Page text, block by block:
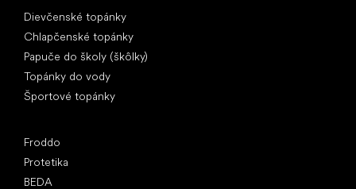
Dievčenské topánky
Chlapčenské topánky
Papuče do školy (škôlky)
Topánky do vody
Športové topánky
Froddo
Protetika
BEDA